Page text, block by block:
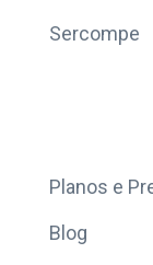
Sercompe
Planos e
Blog